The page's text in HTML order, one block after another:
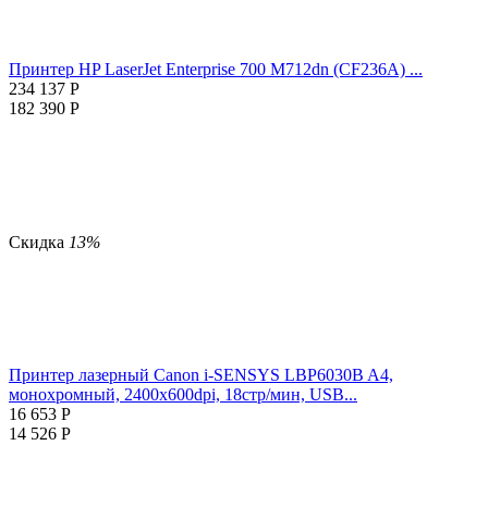
Принтер HP LaserJet Enterprise 700 M712dn (CF236A) ...
234 137 Р
182 390 Р
Скидка 13%
Принтер лазерный Canon i-SENSYS LBP6030B A4,
монохромный, 2400x600dpi, 18стр/мин, USB...
16 653 Р
14 526 Р